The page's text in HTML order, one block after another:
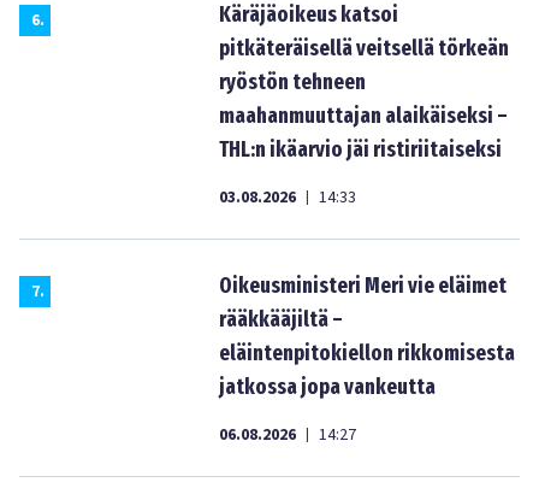
6.
Käräjäoikeus katsoi
pitkäteräisellä veitsellä törkeän
ryöstön tehneen
maahanmuuttajan alaikäiseksi –
THL:n ikäarvio jäi ristiriitaiseksi
03.08.2026 | 14:33
7.
Oikeusministeri Meri vie eläimet
rääkkääjiltä –
eläintenpitokiellon rikkomisesta
jatkossa jopa vankeutta
06.08.2026 | 14:27